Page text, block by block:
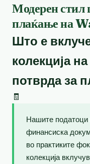
Модерен стил
плаќање на
Што е
колекција
потврда за
🧾
Нашите податоци
финансиска
во практиките
колекција